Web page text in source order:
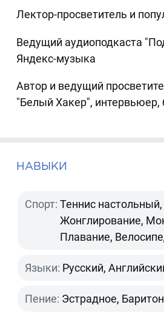
Лектор-просветитель и
Ведущий аудиоподкаста
Яндекс-музыка
Автор и ведущий
"Белый Хакер", интервьюер,
НАВЫКИ
Спорт: Теннис
Жонглирование,
Плавание,
Языки: Русский,
Пение: Эстрадное,